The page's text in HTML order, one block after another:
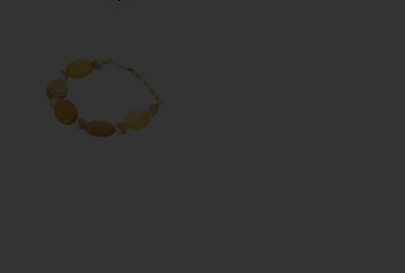
Favorite DESERT ブレスレット